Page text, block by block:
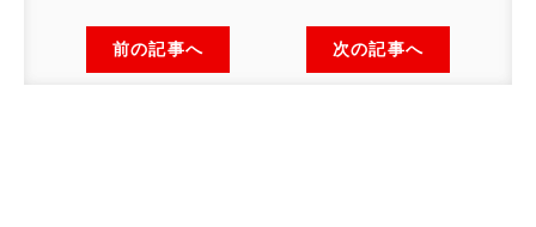
前の記事へ 次の記事へ